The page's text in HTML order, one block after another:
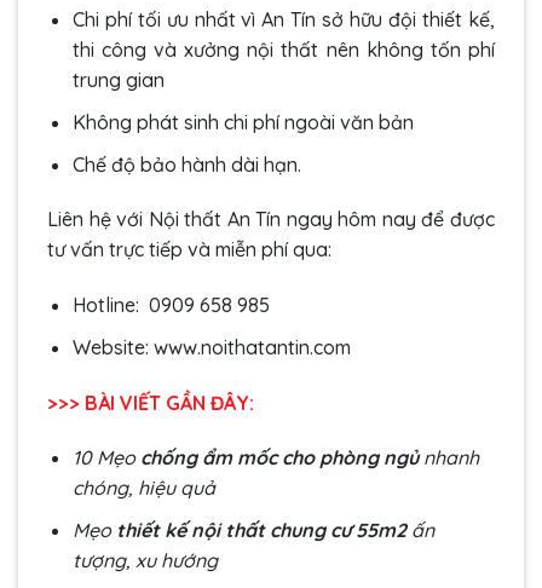
Chi phí tối ưu nhất vì An Tín sở hữu đội thiết kế,
thi công và xưởng nội thất nên không tốn phí
trung gian
Không phát sinh chi phí ngoài văn bản
Chế độ bảo hành dài hạn.
Liên hệ với Nội thất An Tín ngay hôm nay để được
tư vấn trực tiếp và miễn phí qua:
Hotline: 0909 658 985
Website: www.noithatantin.com
>>> BÀI VIẾT GẦN ĐÂY:
10 Mẹo chống ẩm mốc cho phòng ngủnhanh
chóng, hiệu quả
Mẹo thiết kế nội thất chung cư 55m2ấn
tượng, xu hướng